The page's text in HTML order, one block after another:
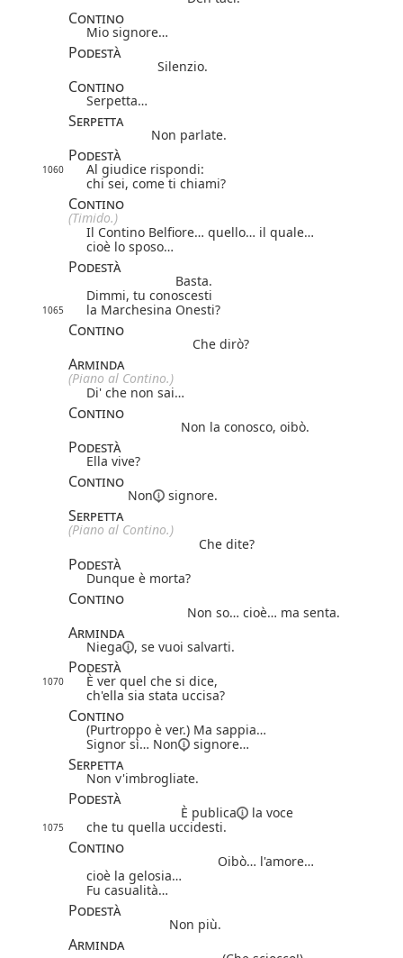
Contino
Mio signore…
Podestà
Silenzio.
Contino
Serpetta…
Serpetta
Non parlate.
Podestà
1060
Al giudice rispondi:
chi sei, come ti chiami?
Contino
(Timido.)
Il Contino Belfiore… quello… il quale…
cioè lo sposo…
Podestà
Basta.
Dimmi, tu conoscesti
1065 la Marchesina Onesti?
Contino
Che dirò?
Arminda
(Piano al Contino.)
Di' che non sai…
Contino
Non la conosco, oibò.
Podestà
Ella vive?
Contino
Non signore.
Serpetta
(Piano al Contino.)
Che dite?
Podestà
Dunque è morta?
Contino
Non so… cioè… ma senta.
Arminda
Niega , se vuoi salvarti.
Podestà
1070
È ver quel che si dice,
ch'ella sia stata uccisa?
Contino
(Purtroppo è ver.) Ma sappia…
Signor sì… Non signore…
Serpetta
Non v'imbrogliate.
Podestà
È publica la voce
1075 che tu quella uccidesti.
Contino
Oibò… l'amore…
cioè la gelosia…
Fu casualità…
Podestà
Non più.
Arminda